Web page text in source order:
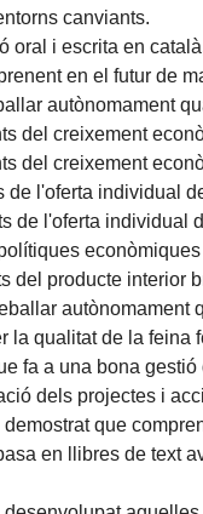
canviants.
oral i escrita en
en el futur de
autònomament
del creixement
del creixement
de l'oferta individual
de l'oferta individual
del producte interior
autònomament
la qualitat de la
fa a una bona
dels projectes i
que
en llibres de text